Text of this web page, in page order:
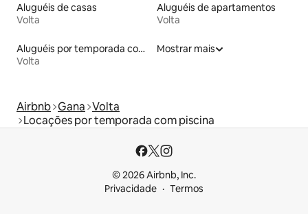
Aluguéis de casas
Volta
Aluguéis de apartamentos
Volta
Aluguéis por temporada com café da manhã
Volta
Mostrar mais
Airbnb Gana Volta
Locações por temporada com piscina
© 2026 Airbnb, Inc.
Privacidade
Termos